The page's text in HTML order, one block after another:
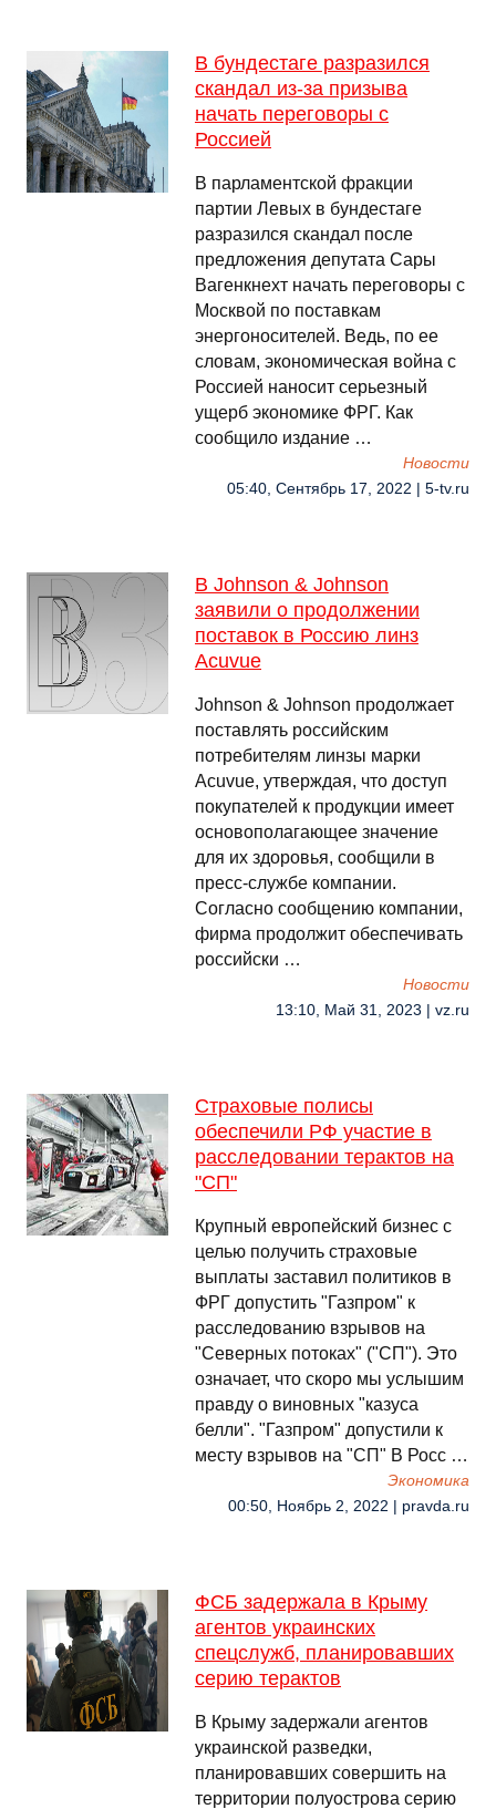
В бундестаге разразился
скандал из-за призыва
начать переговоры с
Россией
В парламентской фракции
партии Левых в бундестаге
разразился скандал после
предложения депутата Сары
Вагенкнехт начать переговоры с
Москвой по поставкам
энергоносителей. Ведь, по ее
словам, экономическая война с
Россией наносит серьезный
ущерб экономике ФРГ. Как
сообщило издание …
Новости
05:40, Сентябрь 17, 2022 | 5-tv.ru
В Johnson & Johnson
заявили о продолжении
поставок в Россию линз
Acuvue
Johnson & Johnson продолжает
поставлять российским
потребителям линзы марки
Acuvue, утверждая, что доступ
покупателей к продукции имеет
основополагающее значение
для их здоровья, сообщили в
пресс-службе компании.
Согласно сообщению компании,
фирма продолжит обеспечивать
российски …
Новости
13:10, Май 31, 2023 | vz.ru
Страховые полисы
обеспечили РФ участие в
расследовании терактов на
"СП"
Крупный европейский бизнес с
целью получить страховые
выплаты заставил политиков в
ФРГ допустить "Газпром" к
расследованию взрывов на
"Северных потоках" ("СП"). Это
означает, что скоро мы услышим
правду о виновных "казуса
белли". "Газпром" допустили к
месту взрывов на "СП" В Росс …
Экономика
00:50, Ноябрь 2, 2022 | pravda.ru
ФСБ задержала в Крыму
агентов украинских
спецслужб, планировавших
серию терактов
В Крыму задержали агентов
украинской разведки,
планировавших совершить на
территории полуострова серию